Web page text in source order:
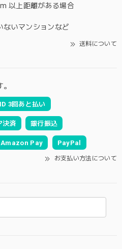
以上距離がある場合
ないマンションなど
送料について
3回あと払い
決済 銀行振込
Amazon Pay PayPal
お支払い方法について